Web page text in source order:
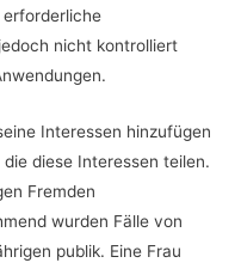
erforderliche
nicht kontrolliert
Interessen hinzufügen
diese Interessen teilen.
Fremden
wurden Fälle von
publik. Eine Frau